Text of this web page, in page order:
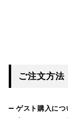
ご注文方法
ゲスト購入につ